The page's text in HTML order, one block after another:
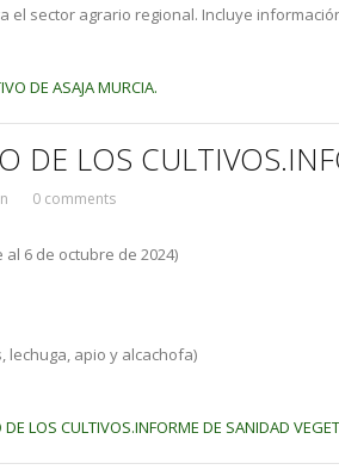
el sector agrario regional. Incluye
DE ASAJA MURCIA.
DE LOS
0 comments
al 6 de octubre de 2024)
lechuga, apio y alcachofa)
LOS CULTIVOS.INFORME DE SANIDAD